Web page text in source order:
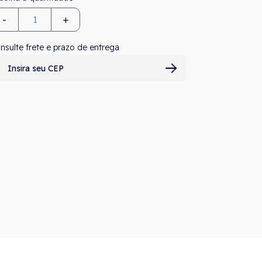
- +
frete e prazo de entrega